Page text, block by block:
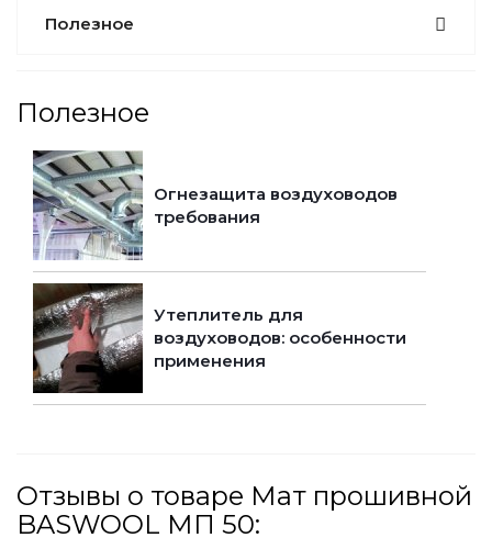
Полезное
Полезное
Огнезащита воздуховодов
требования
Утеплитель для
воздуховодов: особенности
применения
Отзывы о товаре Мат прошивной
BASWOOL МП 50: